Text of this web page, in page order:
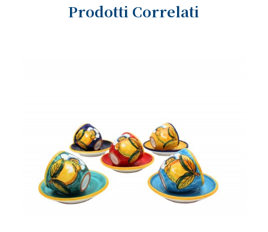
Prodotti Correlati